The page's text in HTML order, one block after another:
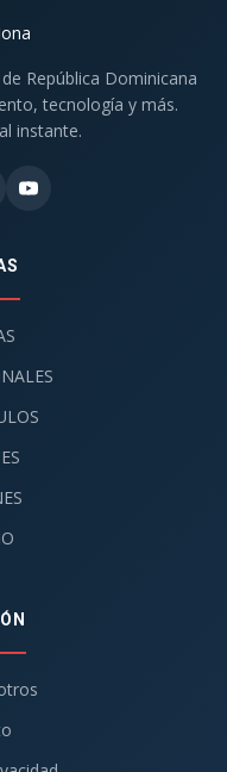
República Dominicana
tecnología y más.
instante.